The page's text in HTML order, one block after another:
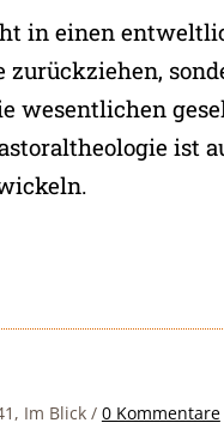
in einen
wesentlichen
ist
Im Blick / 0 Kommentare